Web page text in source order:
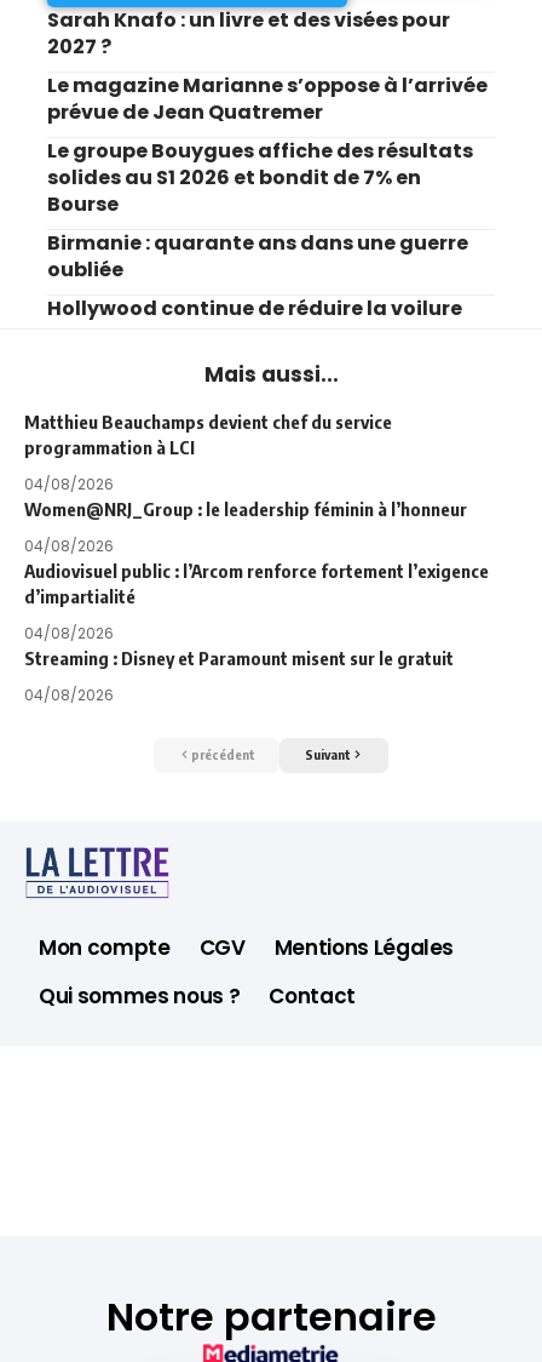
Sarah Knafo : un livre et des visées pour
2027 ?
Le magazine Marianne s’oppose à l’arrivée
prévue de Jean Quatremer
Le groupe Bouygues affiche des résultats
solides au S1 2026 et bondit de 7% en
Bourse
Birmanie : quarante ans dans une guerre
oubliée
Hollywood continue de réduire la voilure
Mais aussi...
Matthieu Beauchamps devient chef du service
programmation à LCI
04/08/2026
Women@NRJ_Group : le leadership féminin à l’honneur
04/08/2026
Audiovisuel public : l’Arcom renforce fortement l’exigence
d’impartialité
04/08/2026
Streaming : Disney et Paramount misent sur le gratuit
04/08/2026
précédent Suivant
Mon compte CGV
Mentions Légales
Qui sommes nous ?
Contact
Notre partenaire